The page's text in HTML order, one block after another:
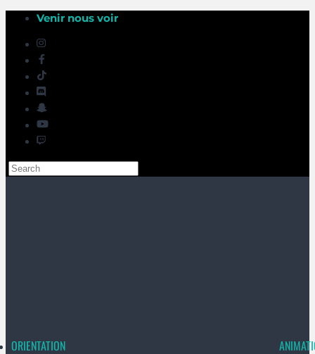
Venir nous voir
ORIENTATION